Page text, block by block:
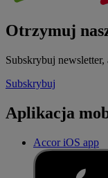
Otrzymuj
Subskrybuj
Subskrybuj
Aplikacja
Accor iOS app